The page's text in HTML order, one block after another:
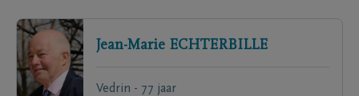
Jean-Marie ECHTERBILLE
Vedrin - 77 jaar